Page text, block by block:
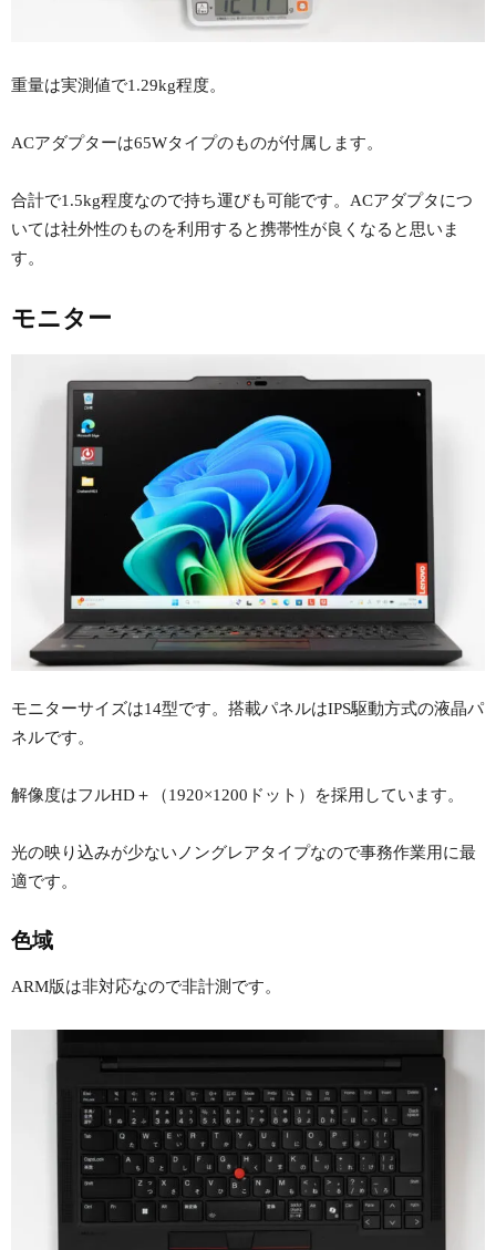
重量は実測値で1.29kg程度。
ACアダプターは65Wタイプのものが付属します。
合計で1.5kg程度なので持ち運びも可能です。ACアダプタにつ
いては社外性のものを利用すると携帯性が良くなると思いま
す。
モニター
モニターサイズは14型です。搭載パネルはIPS駆動方式の液晶パ
ネルです。
解像度はフルHD＋（1920×1200ドット）を採用しています。
光の映り込みが少ないノングレアタイプなので事務作業用に最
適です。
色域
ARM版は非対応なので非計測です。